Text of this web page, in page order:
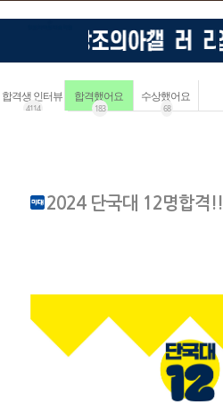
합격생 인터뷰
4114
합격했어요
183
수상했어요
68
2024 단국대 12명합격!!